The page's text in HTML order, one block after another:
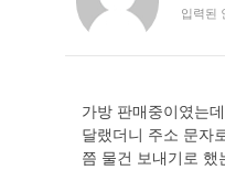
입력된
가방 판매중이였는
달랬더니 주소 문자
쯤 물건 보내기로